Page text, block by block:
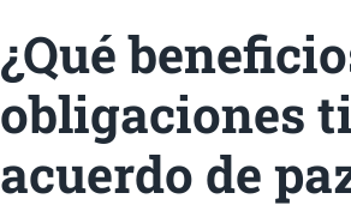
¿Qué
obligaciones
acuerdo de